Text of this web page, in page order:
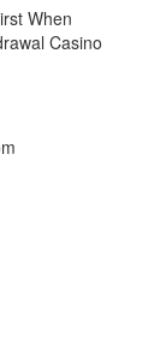
When
Casino